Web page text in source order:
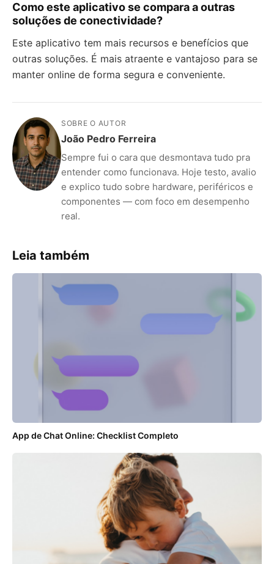
Como este aplicativo se compara a outras
soluções de conectividade?
Este aplicativo tem mais recursos e benefícios que
outras soluções. É mais atraente e vantajoso para se
manter online de forma segura e conveniente.
SOBRE O AUTOR
João Pedro Ferreira
Sempre fui o cara que desmontava tudo pra
entender como funcionava. Hoje testo, avalio
e explico tudo sobre hardware, periféricos e
componentes — com foco em desempenho
real.
Leia também
App de Chat Online: Checklist Completo